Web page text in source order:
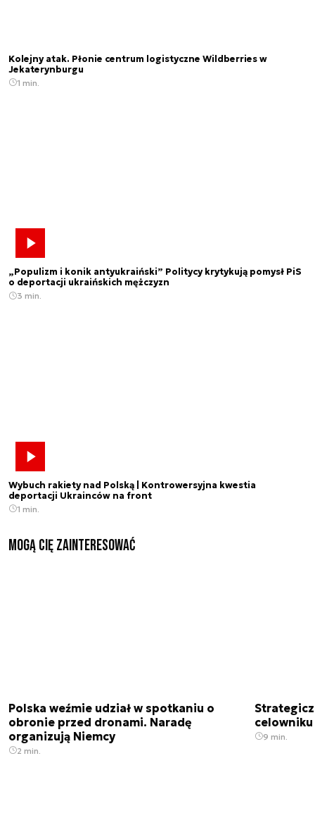
Kolejny atak. Płonie centrum logistyczne Wildberries w
Jekaterynburgu
1 min.
„Populizm i konik antyukraiński” Politycy krytykują pomysł PiS
o deportacji ukraińskich mężczyzn
3 min.
Wybuch rakiety nad Polską | Kontrowersyjna kwestia
deportacji Ukrainców na front
1 min.
Mogą Cię zainteresować
Polska weźmie udział w spotkaniu o
obronie przed dronami. Naradę
organizują Niemcy
2 min.
9 min.